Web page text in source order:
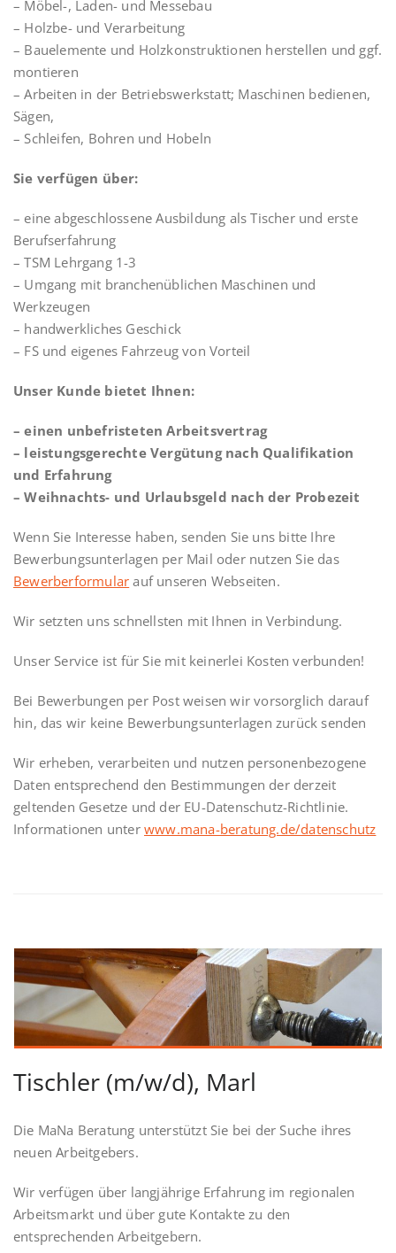
– Möbel-, Laden- und Messebau
– Holzbe- und Verarbeitung
– Bauelemente und Holzkonstruktionen herstellen und ggf.
montieren
– Arbeiten in der Betriebswerkstatt; Maschinen bedienen,
Sägen,
– Schleifen, Bohren und Hobeln
Sie verfügen über:
– eine abgeschlossene Ausbildung als Tischer und erste
Berufserfahrung
– TSM Lehrgang 1-3
– Umgang mit branchenüblichen Maschinen und
Werkzeugen
– handwerkliches Geschick
– FS und eigenes Fahrzeug von Vorteil
Unser Kunde bietet Ihnen:
– einen unbefristeten Arbeitsvertrag
– leistungsgerechte Vergütung nach Qualifikation
und Erfahrung
– Weihnachts- und Urlaubsgeld nach der Probezeit
Wenn Sie Interesse haben, senden Sie uns bitte Ihre
Bewerbungsunterlagen per Mail oder nutzen Sie das
Bewerberformular auf unseren Webseiten.
Wir setzten uns schnellsten mit Ihnen in Verbindung.
Unser Service ist für Sie mit keinerlei Kosten verbunden!
Bei Bewerbungen per Post weisen wir vorsorglich darauf
hin, das wir keine Bewerbungsunterlagen zurück senden
Wir erheben, verarbeiten und nutzen personenbezogene
Daten entsprechend den Bestimmungen der derzeit
geltenden Gesetze und der EU-Datenschutz-Richtlinie.
Informationen unter www.mana-beratung.de/datenschutz
Tischler (m/w/d), Marl
Die MaNa Beratung unterstützt Sie bei der Suche ihres
neuen Arbeitgebers.
Wir verfügen über langjährige Erfahrung im regionalen
Arbeitsmarkt und über gute Kontakte zu den
entsprechenden Arbeitgebern.